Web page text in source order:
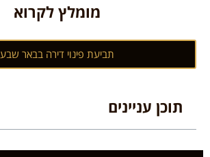
מומלץ לקרוא
תביעת פינוי דירה בבאר שבע
תוכן עניינים